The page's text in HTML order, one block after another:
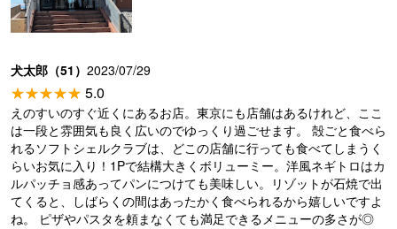
犬太郎（51） 2023/07/29
5.0
えのすいのすぐ近くにあるお店。東京にも店舗はあるけれど、ここ
は一段と雰囲気も良く広いのでゆっくり過ごせます。 殻ごと食べら
れるソフトシェルクラブは、どこの店舗に行っても食べてしまうく
らいお気に入り！1Pで結構大きくボリューミー。洋風ネギトロはカ
ルパッチョ感あってパンにつけても美味しい。リゾットが石焼で出
てくると、しばらくの間はあったかく食べられるから嬉しいですよ
ね。 ピザやパスタを頼まなくても満足できるメニューの多さが◎